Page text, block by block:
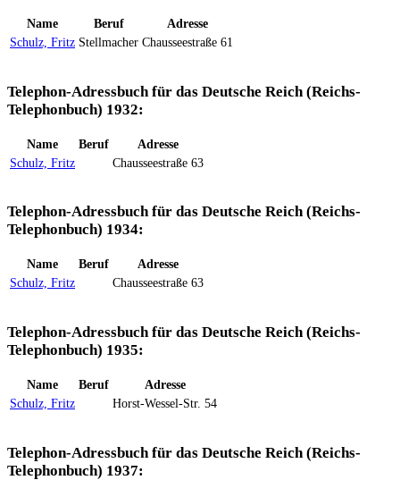
Name Beruf
Adresse
Schulz, Fritz Stellmacher Chausseestraße 61
Telephon-Adressbuch für das Deutsche Reich (Reichs-
Telephonbuch) 1932:
Name Beruf
Adresse
Schulz, Fritz
Chausseestraße 63
Telephon-Adressbuch für das Deutsche Reich (Reichs-
Telephonbuch) 1934:
Name Beruf
Adresse
Schulz, Fritz
Chausseestraße 63
Telephon-Adressbuch für das Deutsche Reich (Reichs-
Telephonbuch) 1935:
Name Beruf
Adresse
Schulz, Fritz
Horst-Wessel-Str. 54
Telephon-Adressbuch für das Deutsche Reich (Reichs-
Telephonbuch) 1937: